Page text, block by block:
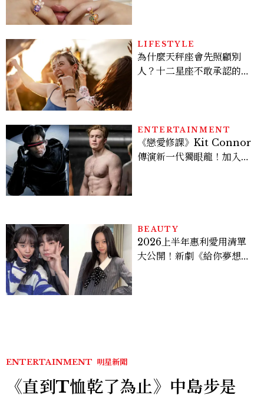
LIFESTYLE
為什麼天秤座會先照顧別
人？十二星座不敢承認的一
ENTERTAINMENT
《戀愛修課》Kit Connor
傳演新一代獨眼龍！加入新
BEAUTY
2026上半年惠利愛用清單
大公開！新劇《給你夢想》
ENTERTAINMENT 明星新聞
《直到T恤乾了為止》中島步是